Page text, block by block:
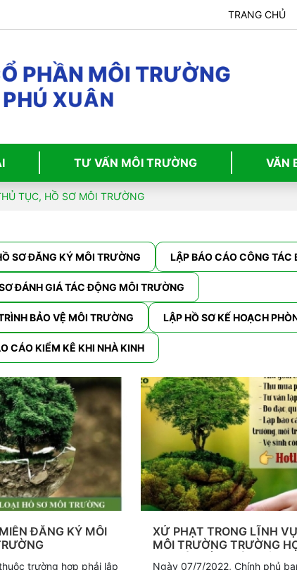
TRANG CHỦ
Ổ PHẦN MÔI TRƯỜNG
PHÚ XUÂN
TƯ VẤN MÔI TRƯỜNG VĂN
TỤC, HỒ SƠ MÔI TRƯỜNG
SƠ ĐĂNG KÝ MÔI TRƯỜNG LẬP BÁO CÁO CÔNG TÁC
ĐÁNH GIÁ TÁC ĐỘNG MÔI TRƯỜNG
BẢO VỆ MÔI TRƯỜNG LẬP HỒ SƠ KẾ HOẠCH
CÁO KIỂM KÊ KHI NHÀ KINH
ĐĂNG KÝ MÔI
trường hợp phải lập
XỬ PHẠT TRONG LĨNH
MÔI TRƯỜNG TRƯỜNG
Ngày 07/7/2022, Chính phủ